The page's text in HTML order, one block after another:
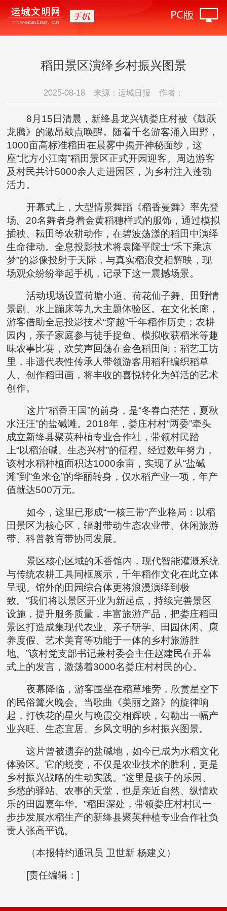
稻田景区演绎乡村振兴图景
2025-08-18 来源：运城日报 作者：
8月15日清晨，新绛县龙兴镇娄庄村被《鼓跃
龙腾》的激昂鼓点唤醒。随着千名游客涌入田野，
1000亩高标准稻田在晨雾中揭开神秘面纱，这
座“北方小江南”稻田景区正式开园迎客。周边游客
及村民共计5000余人走进园区，为乡村注入蓬勃
活力。
开幕式上，大型情景舞蹈《稻香曼舞》率先登
场。20名舞者身着金黄稻穗样式的服饰，通过模拟
插秧、耘田等农耕动作，在碧波荡漾的稻田中演绎
生命律动。全息投影技术将袁隆平院士“禾下乘凉
梦”的影像投射于天际，与真实稻浪交相辉映，现
场观众纷纷举起手机，记录下这一震撼场景。
活动现场设置荷塘小道、荷花仙子舞、田野情
景剧、水上蹦床等九大主题体验区。在文化长廊，
游客借助全息投影技术“穿越”千年稻作历史；农耕
园内，亲子家庭参与徒手捉鱼、模拟收获稻米等趣
味农事比赛，欢笑声回荡在金色稻田间；稻艺工坊
里，非遗代表性传承人带领游客用稻秆编织稻草
人、创作稻田画，将丰收的喜悦转化为鲜活的艺术
创作。
这片“稻香王国”的前身，是“冬春白茫茫，夏秋
水汪汪”的盐碱滩。2018年，娄庄村村“两委”牵头
成立新绛县聚英种植专业合作社，带领村民踏
上“以稻治碱、生态兴村”的征程。经过数年努力，
该村水稻种植面积达1000余亩，实现了从“盐碱
滩”到“鱼米仓”的华丽转身，仅水稻产业一项，年产
值就达500万元。
如今，这里已形成“一核三带”产业格局：以稻
田景区为核心区，辐射带动生态农业带、休闲旅游
带、科普教育带协同发展。
景区核心区域的禾香馆内，现代智能灌溉系统
与传统农耕工具同框展示，千年稻作文化在此立体
呈现。馆外的田园综合体更将浪漫演绎到极
致。“我们将以景区开业为新起点，持续完善景区
设施，提升服务质量，丰富旅游产品，把娄庄稻田
景区打造成集现代农业、亲子研学、田园休闲、康
养度假、艺术美育等功能于一体的乡村旅游胜
地。”该村党支部书记兼村委会主任赵建民在开幕
式上的发言，激荡着3000名娄庄村村民的心。
夜幕降临，游客围坐在稻草堆旁，欣赏星空下
的民俗篝火晚会。当歌曲《美丽之路》的旋律响
起，打铁花的星火与晚霞交相辉映，勾勒出一幅产
业兴旺、生态宜居、乡风文明的乡村振兴图景。
这片曾被遗弃的盐碱地，如今已成为水稻文化
体验区。它的蜕变，不仅是农业技术的胜利，更是
乡村振兴战略的生动实践。“这里是孩子的乐园、
乡愁的驿站、农事的天堂，也是亲近自然、纵情欢
乐的田园嘉年华。”稻田深处，带领娄庄村村民一
步步发展水稻生产的新绛县聚英种植专业合作社负
责人张高平说。
（本报特约通讯员 卫世新 杨建义 ）
[责任编辑：]